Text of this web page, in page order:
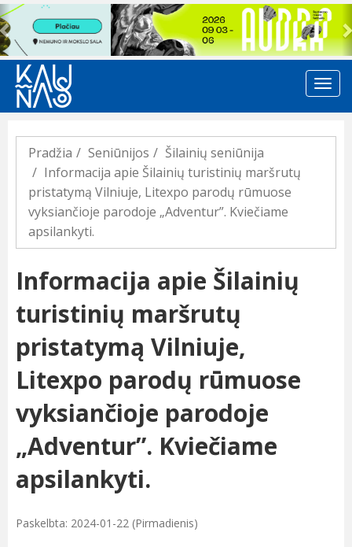
Previous
Pradžia Seniūnijos
Šilainių seniūnija
Informacija apie Šilainių turistinių maršrutų
pristatymą Vilniuje, Litexpo parodų rūmuose
vyksiančioje parodoje „Adventur”. Kviečiame
apsilankyti.
Informacija apie Šilainių
turistinių maršrutų
pristatymą Vilniuje,
Litexpo parodų rūmuose
vyksiančioje parodoje
„Adventur”. Kviečiame
apsilankyti.
Paskelbta: 2024-01-22 (Pirmadienis)